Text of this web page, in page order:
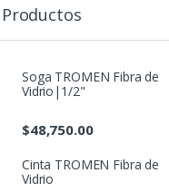
Soga TROMEN Fibra de
Vidrio|1/2"
$48,750.00
Cinta TROMEN Fibra de
Vidrio